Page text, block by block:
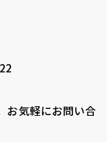
お気軽にお問い合